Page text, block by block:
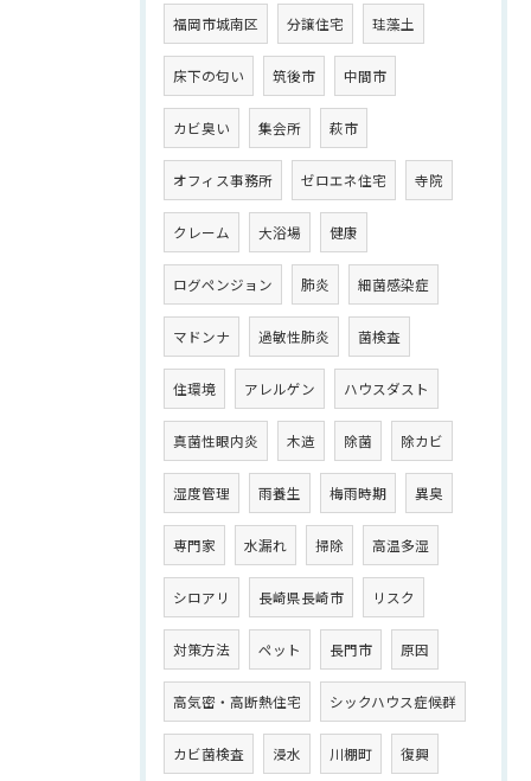
福岡市城南区 分譲住宅 珪藻土
床下の匂い 筑後市 中間市
カビ臭い 集会所 萩市
オフィス事務所 ゼロエネ住宅 寺院
クレーム 大浴場 健康
ログペンジョン 肺炎 細菌感染症
マドンナ 過敏性肺炎 菌検査
住環境 アレルゲン ハウスダスト
真菌性眼内炎 木造 除菌 除カビ
湿度管理 雨養生 梅雨時期 異臭
専門家 水漏れ 掃除 高温多湿
シロアリ 長崎県長崎市 リスク
対策方法 ペット 長門市 原因
高気密・高断熱住宅 シックハウス症候群
カビ菌検査 浸水 川棚町 復興